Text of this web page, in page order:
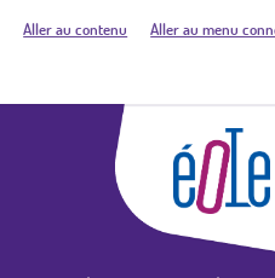
Aller au contenu Aller au menu